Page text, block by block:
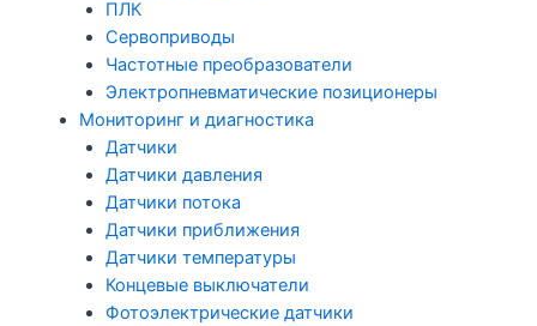
ПЛК
Сервоприводы
Частотные преобразователи
Электропневматические позиционеры
Мониторинг и диагностика
Датчики
Датчики давления
Датчики потока
Датчики приближения
Датчики температуры
Концевые выключатели
Фотоэлектрические датчики